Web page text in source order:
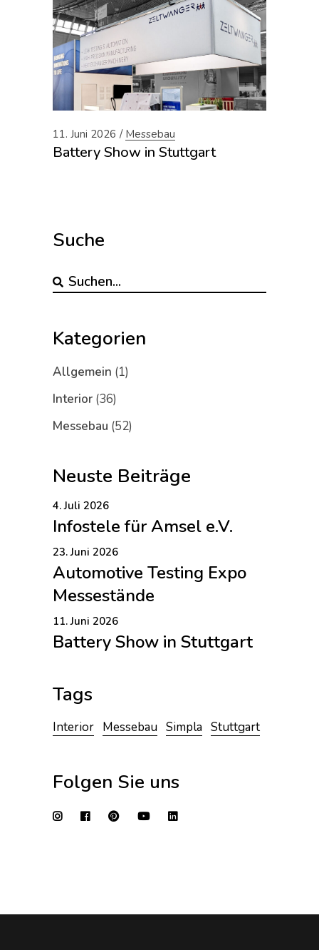
11. Juni 2026 Messebau
Battery Show in Stuttgart
Suche
Kategorien
Allgemein (1)
Interior (36)
Messebau (52)
Neuste Beiträge
4. Juli 2026
Infostele für Amsel e.V.
23. Juni 2026
Automotive Testing Expo
Messestände
11. Juni 2026
Battery Show in Stuttgart
Tags
Interior Messebau Simpla Stuttgart
Folgen Sie uns